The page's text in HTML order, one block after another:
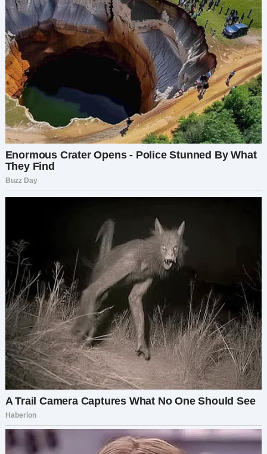
совсем маленькие, Миранда! — мой голос
дрожал, а по щекам текли слёзы. Но мне было
всё равно. Кто сказал, что мужчины не плачут?
Последний раз я плакал от счастья, держа в
руках свою новорождённую дочь. Но это… это
было другим. Это было больно.
Она вздохнула. Казалось, ей скучно. Будто она
уже не раз проговаривала этот разговор в
голове.
— Мне нужна свобода, Чарли. Мне нужно быть
счастливой. Я больше не могу так жить.
— А как же мы? Разве ничего не значит то, что
мы построили вместе?
— Для меня этого больше недостаточно, —
сказала она, схватила чемодан и хлопнула
дверью, оставив нас в прошлом.
Трудно объяснить, какой холод наполнил
комнату после её ухода. Тишина кричала
громче, чем любые ссоры.
Той ночью Софи дёрнула меня за рукав, пока я
сидел на диване, застыв в пустоте.
— Папа, мама на нас обиделась? Она вернётся?